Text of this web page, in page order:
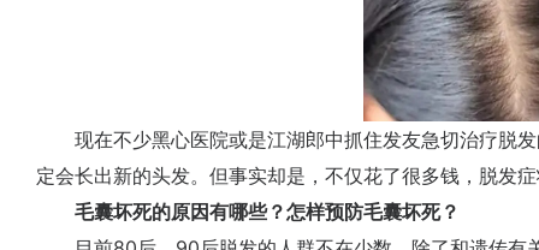
现在不少黑心医院或是江湖郎中抓住发友急切治疗脱发
定会长出新的头发。但事实却是，不仅花了很多钱，脱发
毛囊坏死的原因有哪些？怎样预防毛囊坏死？